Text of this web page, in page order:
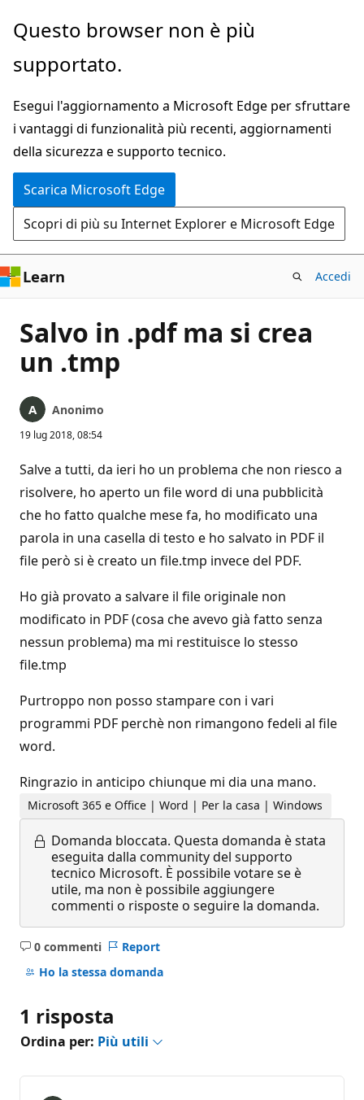
Ignora
passa
contenuto
principale
Questo browser non è più
supportato.
Esegui l'aggiornamento a Microsoft Edge per sfruttare
i vantaggi di funzionalità più recenti, aggiornamenti
della sicurezza e supporto tecnico.
Scarica Microsoft Edge
Scopri di più su Internet Explorer e Microsoft Edge
Learn Accedi
Salvo in .pdf ma si crea
un .tmp
Anonimo
19 lug 2018, 08:54
Salve a tutti, da ieri ho un problema che non riesco a
risolvere, ho aperto un file word di una pubblicità
che ho fatto qualche mese fa, ho modificato una
parola in una casella di testo e ho salvato in PDF il
file però si è creato un file.tmp invece del PDF.
Ho già provato a salvare il file originale non
modificato in PDF (cosa che avevo già fatto senza
nessun problema) ma mi restituisce lo stesso
file.tmp
Purtroppo non posso stampare con i vari
programmi PDF perchè non rimangono fedeli al file
word.
Ringrazio in anticipo chiunque mi dia una mano.
Microsoft 365 e Office | Word | Per la casa | Windows
Domanda bloccata. Questa domanda è stata
eseguita dalla community del supporto
tecnico Microsoft. È possibile votare se è
utile, ma non è possibile aggiungere
commenti o risposte o seguire la domanda.
0 commenti
Nessun
commento
Report
Ho la stessa domanda
1 risposta
Ordina per: Più utili